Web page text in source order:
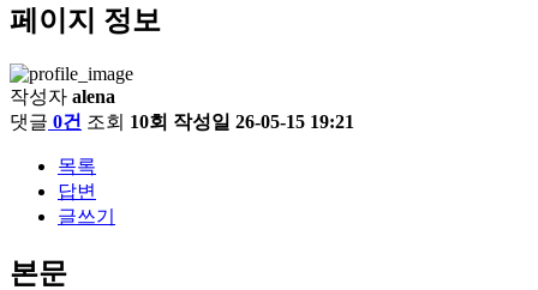
페이지 정보
작성자 alena
댓글 0건 조회 10회 작성일 26-05-15 19:21
목록
답변
글쓰기
본문